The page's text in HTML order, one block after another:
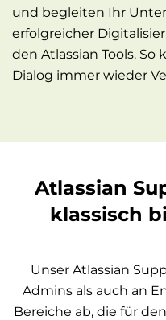
und begleiten Ihr
erfolgreicher
den Atlassian Tools.
Dialog immer wieder
Atlassian
klassisch
Unser Atlassian
Admins als auch an
Bereiche ab, die für